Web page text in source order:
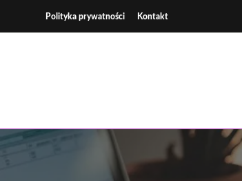
Polityka prywatności Kontakt